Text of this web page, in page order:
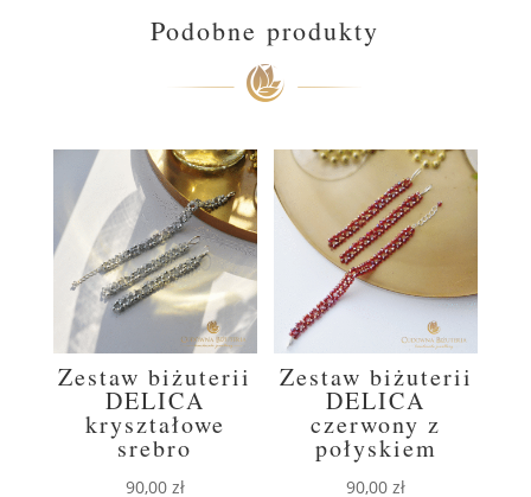
Podobne produkty
Zestaw biżuterii
DELICA
kryształowe
srebro
90,00 zł
Zestaw biżuterii
DELICA
czerwony z
połyskiem
90,00zł